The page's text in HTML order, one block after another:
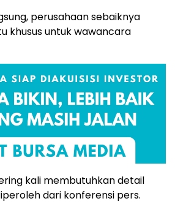
perusahaan sebaiknya
khusus untuk wawancara
kali membutuhkan detail
dari konferensi pers.